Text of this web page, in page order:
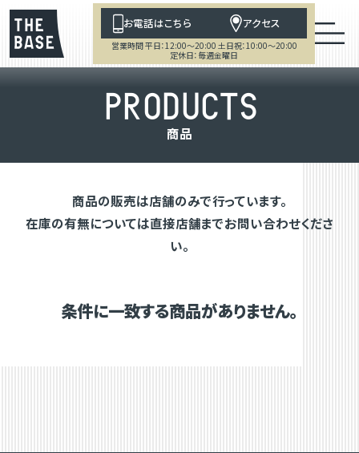
お電話はこちら アクセス
営業時間 平日：12:00～20:00 土日祝：10:00～20:00
定休日：毎週金曜日
PRODUCTS
商品
商品の販売は店舗のみで行っています。
在庫の有無については直接店舗までお問い合わせくださ
い。
条件に一致する商品がありません。